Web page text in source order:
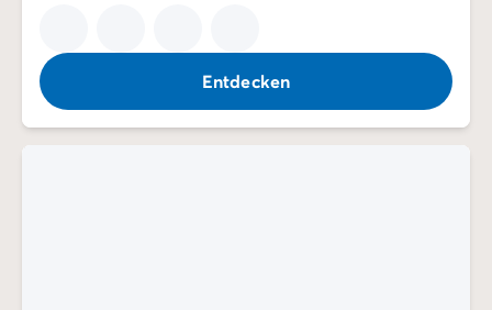
Entdecken